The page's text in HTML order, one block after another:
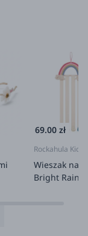
69.00 zł
Rockahula Kids
Wieszak na
Bright